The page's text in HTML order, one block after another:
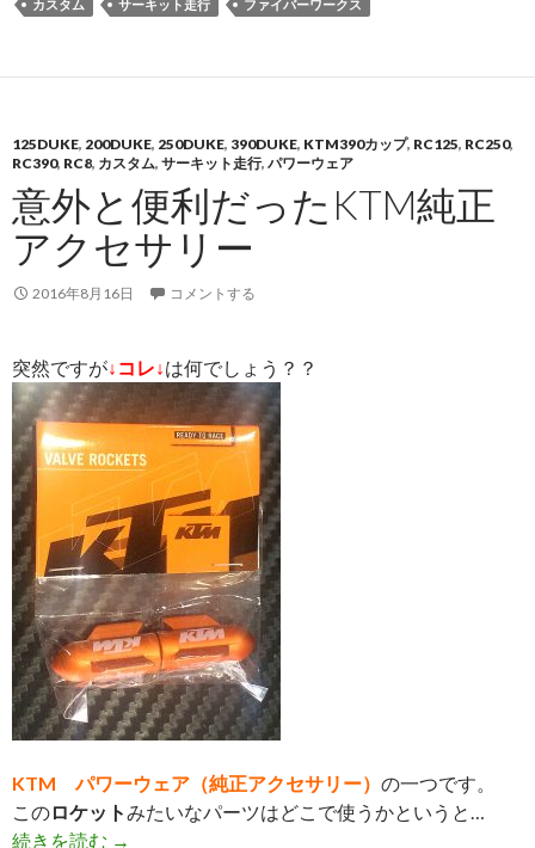
カスタム
サーキット走行 ファイバーワークス
125DUKE, 200DUKE, 250DUKE, 390DUKE, KTM390カップ, RC125, RC250,
RC390, RC8, カスタム, サーキット走行, パワーウェア
意外と便利だったKTM純正
アクセサリー
2016年8月16日 コメントする
突然ですが↓コレ↓は何でしょう？？
KTM パワーウェア（純正アクセサリー） の一つです。
このロケット みたいなパーツはどこで使うかというと…
続きを読む 意外と便利だったKTM純正アクセサリー
→